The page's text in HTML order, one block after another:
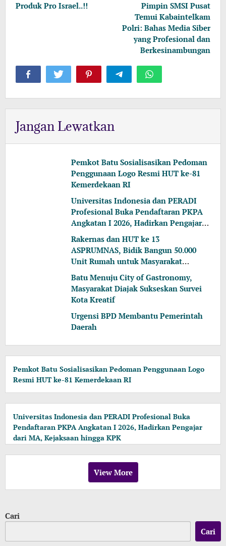
Produk Pro Israel..!!
Pimpin SMSI Pusat
Temui Kabaintelkam
Polri: Bahas Media Siber
yang Profesional dan
Berkesinambungan
Jangan Lewatkan
Pemkot Batu Sosialisasikan Pedoman
Penggunaan Logo Resmi HUT ke-81
Kemerdekaan RI
Universitas Indonesia dan PERADI
Profesional Buka Pendaftaran PKPA
Angkatan I 2026, Hadirkan Pengajar
dari MA, Kejaksaan hingga KPK
Rakernas dan HUT ke 13
ASPRUMNAS, Bidik Bangun 50.000
Unit Rumah untuk Masyarakat
Berpenghasilan Rendah
Batu Menuju City of Gastronomy,
Masyarakat Diajak Sukseskan Survei
Kota Kreatif
Urgensi BPD Membantu Pemerintah
Daerah
Pemkot Batu Sosialisasikan Pedoman Penggunaan Logo
Resmi HUT ke-81 Kemerdekaan RI
Universitas Indonesia dan PERADI Profesional Buka
Pendaftaran PKPA Angkatan I 2026, Hadirkan Pengajar
dari MA, Kejaksaan hingga KPK
View More
Cari
Cari